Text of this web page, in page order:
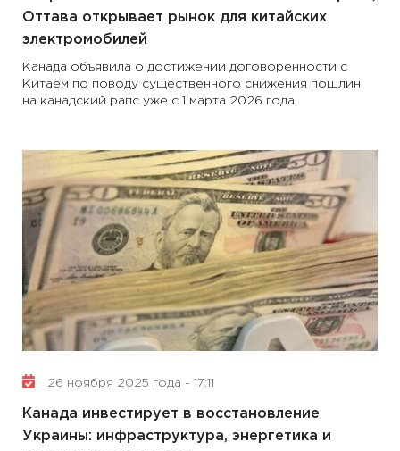
Оттава открывает рынок для китайских
электромобилей
Канада объявила о достижении договоренности с
Китаем по поводу существенного снижения пошлин
на канадский рапс уже с 1 марта 2026 года
26 ноября 2025 года - 17:11
Канада инвестирует в восстановление
Украины: инфраструктура, энергетика и